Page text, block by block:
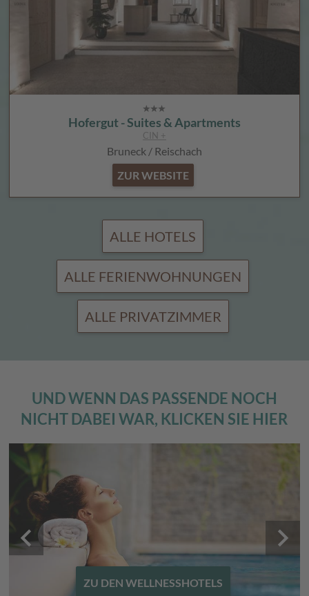
Hofergut - Suites & Apartments
CIN +
Bruneck / Reischach
ZUR WEBSITE
ALLE HOTELS
ALLE FERIENWOHNUNGEN
ALLE PRIVATZIMMER
UND WENN DAS PASSENDE NOCH
NICHT DABEI WAR, KLICKEN SIE HIER
ZU DEN WANDERHOTELS
keyboard_arrow_left keyboard_arrow_right